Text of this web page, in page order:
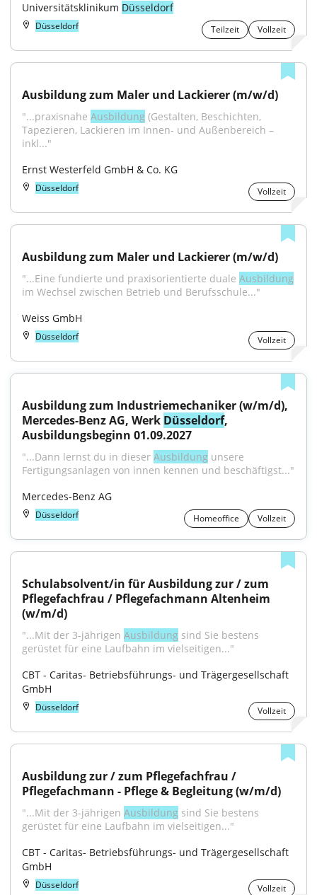
Universitätsklinikum Düsseldorf
Düsseldorf Teilzeit Vollzeit
Ausbildung zum Maler und Lackierer (m/w/d)
"...praxisnahe Ausbildung (Gestalten, Beschichten,
Tapezieren, Lackieren im Innen- und Außenbereich –
inkl..."
Ernst Westerfeld GmbH & Co. KG
Düsseldorf Vollzeit
Ausbildung zum Maler und Lackierer (m/w/d)
"...Eine fundierte und praxisorientierte duale Ausbildung
im Wechsel zwischen Betrieb und Berufsschule..."
Weiss GmbH
Düsseldorf Vollzeit
Ausbildung zum Industriemechaniker (w/m/d),
Mercedes-Benz AG, Werk Düsseldorf,
Ausbildungsbeginn 01.09.2027
"...Dann lernst du in dieser Ausbildung unsere
Fertigungsanlagen von innen kennen und beschäftigst..."
Mercedes-Benz AG
Düsseldorf Homeoffice Vollzeit
Schulabsolvent/in für Ausbildung zur / zum
Pflegefachfrau / Pflegefachmann Altenheim
(w/m/d)
"...Mit der 3-jährigen Ausbildung sind Sie bestens
gerüstet für eine Laufbahn im vielseitigen..."
CBT - Caritas- Betriebsführungs- und Trägergesellschaft
GmbH
Düsseldorf Vollzeit
Ausbildung zur / zum Pflegefachfrau /
Pflegefachmann - Pflege & Begleitung (w/m/d)
"...Mit der 3-jährigen Ausbildung sind Sie bestens
gerüstet für eine Laufbahn im vielseitigen..."
CBT - Caritas- Betriebsführungs- und Trägergesellschaft
GmbH
Düsseldorf Vollzeit